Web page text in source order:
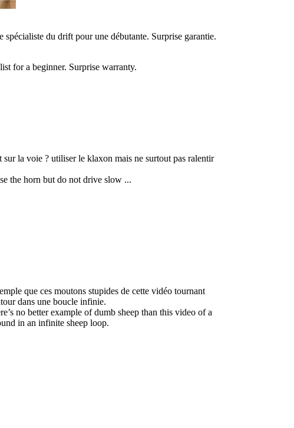
spécialiste du drift pour une débutante. Surprise garantie.
for a beginner. Surprise warranty.
la voie ? utiliser le klaxon mais ne surtout pas ralentir
the horn but do not drive slow ...
que ces moutons stupides de cette vidéo tournant
dans une boucle infinie.
no better example of dumb sheep than this video of a
in an infinite sheep loop.